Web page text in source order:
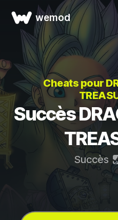
wemod
Cheats pour
Succès
Succès